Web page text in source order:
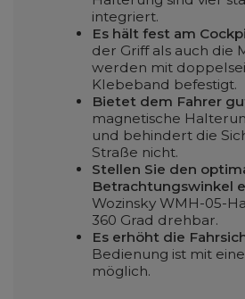
integriert.
Es hält fest am
der Griff als auch die
werden mit
Klebeband befestigt.
Bietet dem Fahrer
magnetische
und behindert die
Straße nicht.
Stellen Sie den
Betrachtungswinkel
Wozinsky WMH-05-
360 Grad drehbar.
Es erhöht die
Bedienung ist mit
möglich.